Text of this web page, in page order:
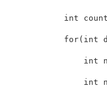
int
for( int
int
int